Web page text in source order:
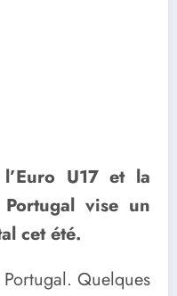
U17 et la
vise un
cet été.
Portugal. Quelques